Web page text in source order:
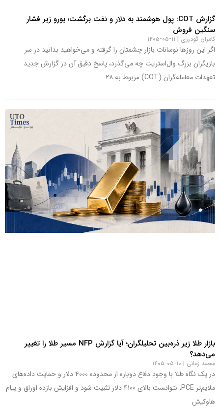
گزارش COT: پول هوشمند به دلار و نفت برگشت؛ یورو زیر فشار
سنگین فروش
کامران گودرزی ۱۱-۰۵-۱۴۰۵
اگر این روزها نوسانات بازار چشمتان را گرفته و می‌خواهید بدانید در سر
بازیگران بزرگ وال‌استریت چه می‌گذرد، پاسخ دقیق آن در گزارش جدید
تعهدات معامله‌گران (COT) مربوط به ۲۸
بازار طلا زیر ذره‌بین تحلیلگران؛ آیا گزارش NFP مسیر طلا را تغییر
می‌دهد؟
محمد زمانی ۱۰-۰۵-۱۴۰۵
در یک نگاه طلا با وجود دفاع دوباره از محدوده ۴۰۰۰ دلار و حمایت داده‌های
ملایم‌تر PCE، نتوانست بالای ۴۱۰۰ دلار تثبیت شود و افزایش بازده اوراق و پیام
هاوکیش